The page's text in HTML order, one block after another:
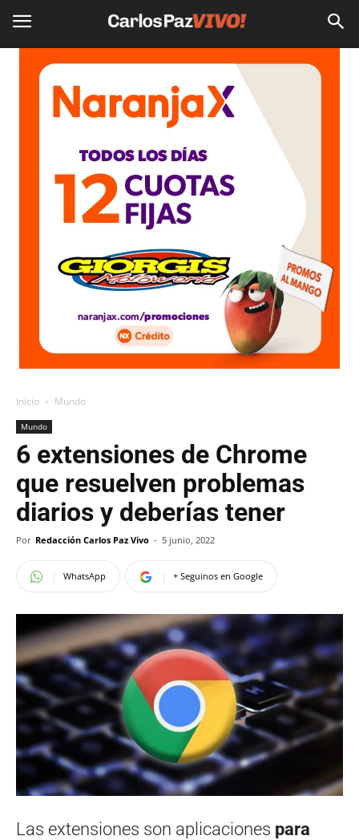
Inicio Mundo
Mundo
6 extensiones de Chrome
que resuelven problemas
diarios y deberías tener
Por Redacción Carlos Paz Vivo - 5 junio, 2022
WhatsApp + Seguinos en Google
Las extensiones son aplicaciones para